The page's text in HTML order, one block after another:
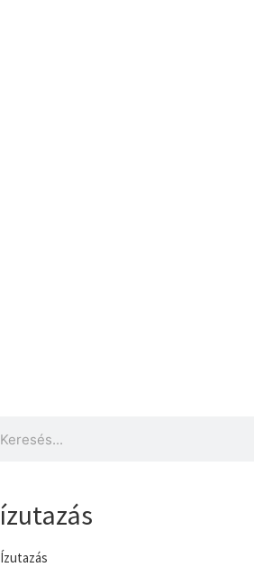
ízutazás
Ízutazás